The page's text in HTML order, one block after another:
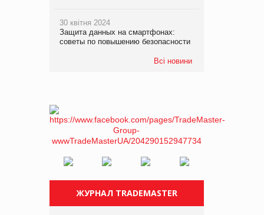
30 квітня 2024
Защита данных на смартфонах:
советы по повышению безопасности
Всі новини
ЖУРНАЛ TRADEMASTER